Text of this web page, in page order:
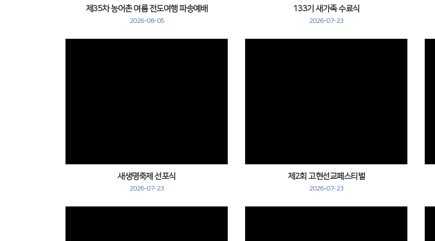
제35차 농어촌 여름 전도여행 파송예배
2026-08-05
133기 새가족 수료식
2026-07-23
새생명축제 선포식
2026-07-23
제2회 고현선교페스티벌
2026-07-23